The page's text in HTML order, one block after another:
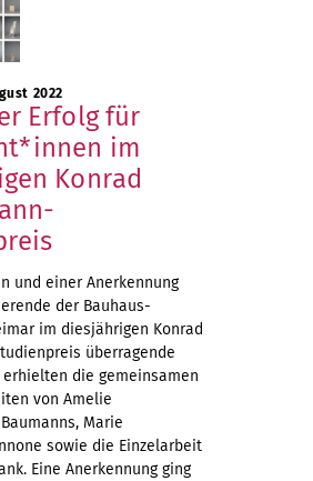
2022
Erfolg für
im
Konrad
und einer Anerkennung
der Bauhaus-
im diesjährigen Konrad
überragende
erhielten die gemeinsamen
von Amelie
Marie
sowie die Einzelarbeit
Eine Anerkennung ging